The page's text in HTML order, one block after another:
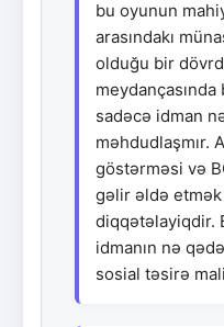
bu oyunun
arasındakı
olduğu bir
sadəcə idman
məhdudlaşmır.
göstərməsi və
gəlir əldə
diqqətəlayiqdir.
idmanın nə
sosial təsirə